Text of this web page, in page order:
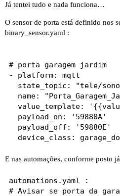
Já tentei tudo e nada funciona…
O sensor de porta está definido nos
binary_sensor.yaml :
# porta garagem jardim
- platform: mqtt
state_topic: "tele/
name:
value_template:
  payload_on: '59880A'
  payload_off: '59880E'
E nas automações, conforme posto
automations.yaml :
# Avisar se porta da